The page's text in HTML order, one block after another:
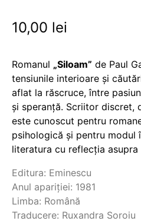
10,00 lei
Romanul „Siloam” de Paul
tensiunile interioare și
aflat la răscruce, între
și speranță. Scriitor discret,
este cunoscut pentru
psihologică și pentru modul
literatura cu reflecția asupra
Editura: Eminescu
Anul apariției: 1981
Limba: Română
Traducere: Ruxandra Soroiu